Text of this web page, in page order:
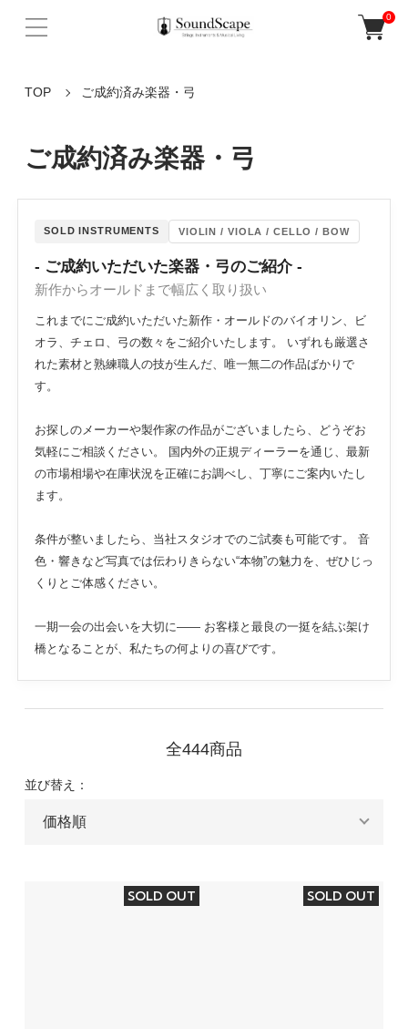
0
TOP ご成約済み楽器・弓
ご成約済み楽器・弓
SOLD INSTRUMENTS VIOLIN / VIOLA / CELLO / BOW
- ご成約いただいた楽器・弓のご紹介 -
新作からオールドまで幅広く取り扱い
これまでにご成約いただいた新作・オールドのバイオリン、ビ
オラ、チェロ、弓の数々をご紹介いたします。 いずれも厳選さ
れた素材と熟練職人の技が生んだ、唯一無二の作品ばかりで
す。
お探しのメーカーや製作家の作品がございましたら、どうぞお
気軽にご相談ください。 国内外の正規ディーラーを通じ、最新
の市場相場や在庫状況を正確にお調べし、丁寧にご案内いたし
ます。
条件が整いましたら、当社スタジオでのご試奏も可能です。 音
色・響きなど写真では伝わりきらない“本物”の魅力を、ぜひじっ
くりとご体感ください。
一期一会の出会いを大切に—— お客様と最良の一挺を結ぶ架け
橋となることが、私たちの何よりの喜びです。
全444商品
並び替え：
SOLD OUT SOLD OUT